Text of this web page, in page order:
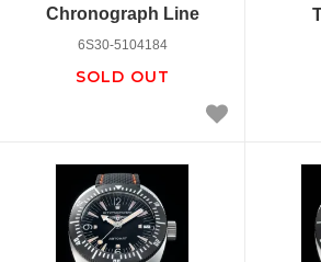
Chronograph Line
6S30-5104184
SOLD OUT